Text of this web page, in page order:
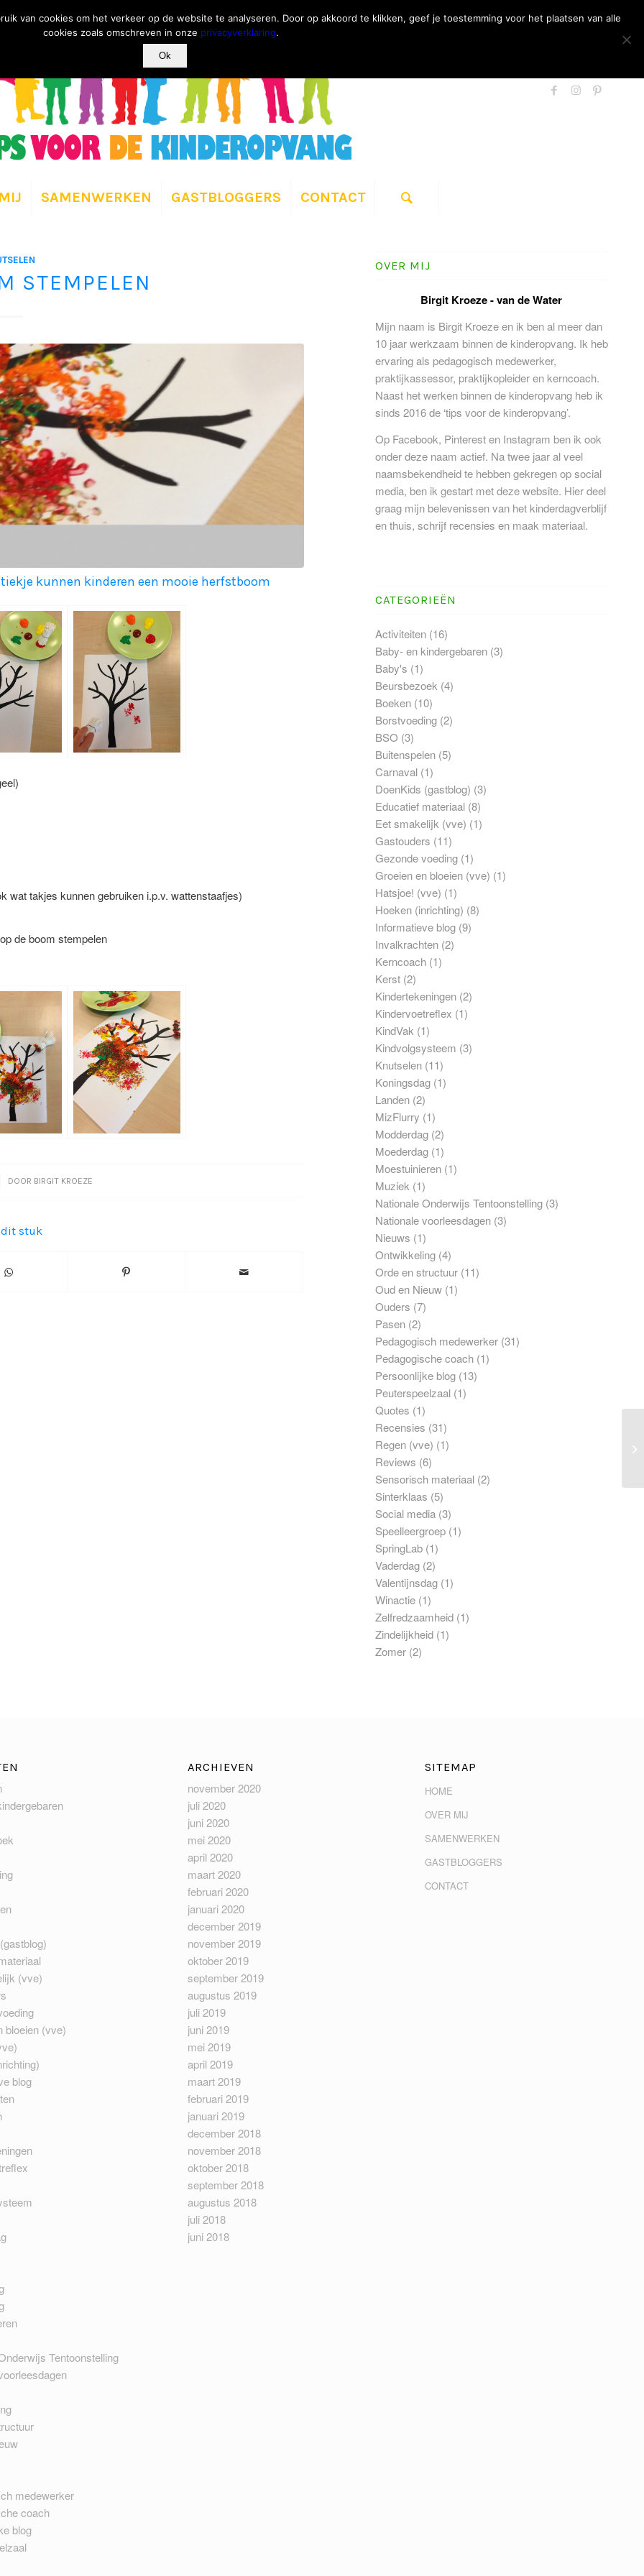
SAMENWERKEN GASTBLOGGERS CONTACT
STEMPELEN
kunnen kinderen een mooie herfstboom
wat takjes kunnen gebruiken i.p.v. wattenstaafjes)
de boom stempelen
DOOR BIRGIT KROEZE
dit stuk
OVER MIJ
Birgit Kroeze - van de Water
Mijn naam is Birgit Kroeze en ik ben al meer dan
10 jaar werkzaam binnen de kinderopvang. Ik heb
ervaring als pedagogisch medewerker,
praktijkassessor, praktijkopleider en kerncoach.
Naast het werken binnen de kinderopvang heb ik
sinds 2016 de ‘tips voor de kinderopvang’.
Op Facebook, Pinterest en Instagram ben ik ook
onder deze naam actief. Na twee jaar al veel
naamsbekendheid te hebben gekregen op social
media, ben ik gestart met deze website. Hier deel
graag mijn belevenissen van het kinderdagverblijf
en thuis, schrijf recensies en maak materiaal.
CATEGORIEËN
Activiteiten(16)
Baby- en kindergebaren(3)
Baby's (1)
Beursbezoek(4)
Boeken(10)
Borstvoeding(2)
BSO (3)
Buitenspelen(5)
Carnaval(1)
DoenKids (gastblog) (3)
Educatief materiaal(8)
Eet smakelijk (vve) (1)
Gastouders (11)
Gezonde voeding(1)
Groeien en bloeien (vve) (1)
Hatsjoe! (vve) (1)
Hoeken (inrichting) (8)
Informatieve blog(9)
Invalkrachten(2)
Kerncoach(1)
Kerst(2)
Kindertekeningen(2)
Kindervoetreflex (1)
KindVak(1)
Kindvolgsysteem (3)
Knutselen(11)
Koningsdag(1)
Landen(2)
MizFlurry (1)
Modderdag(2)
Moederdag(1)
Moestuinieren(1)
Muziek(1)
Nationale Onderwijs Tentoonstelling(3)
Nationale voorleesdagen(3)
Nieuws (1)
Ontwikkeling(4)
Orde en structuur(11)
Oud en Nieuw(1)
Ouders (7)
Pasen(2)
Pedagogisch medewerker(31)
Pedagogische coach(1)
Persoonlijke blog(13)
Peuterspeelzaal(1)
Quotes (1)
Recensies (31)
Regen (vve) (1)
Reviews (6)
Sensorisch materiaal(2)
Sinterklaas (5)
Social media(3)
Speelleergroep(1)
SpringLab(1)
Vaderdag(2)
Valentijnsdag(1)
Winactie(1)
Zelfredzaamheid(1)
Zindelijkheid(1)
Zomer(2)
(vve)
bloeien (vve)
blog
Tentoonstelling
medewerker
coach
blog
ARCHIEVEN
november 2020
juli 2020
juni 2020
mei 2020
april 2020
maart 2020
februari 2020
januari 2020
december 2019
november 2019
oktober 2019
september 2019
augustus 2019
juli 2019
juni 2019
mei 2019
april 2019
maart 2019
februari 2019
januari 2019
december 2018
november 2018
oktober 2018
september 2018
augustus 2018
juli 2018
juni 2018
SITEMAP
HOME
OVER MIJ
SAMENWERKEN
GASTBLOGGERS
CONTACT
van cookies om het verkeer op de website te analyseren. Door op akkoord te klikken, geef je toestemming voor het plaatsen van alle
cookies zoals omschreven in onze privacyverklaring.
Ok